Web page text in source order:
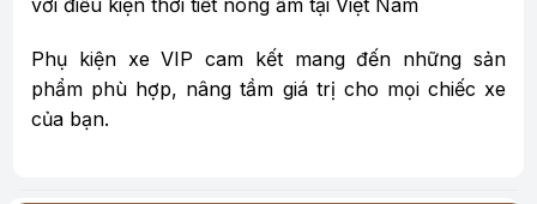
Phụ kiện xe VIP cam kết mang đến những sản
phẩm phù hợp, nâng tầm giá trị cho mọi chiếc xe
của bạn.